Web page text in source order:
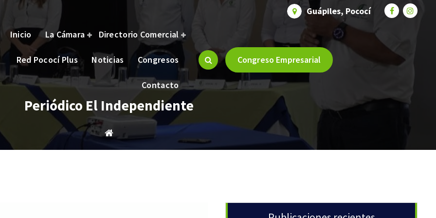
Guápiles, Pococí
brindar bienestar y oportunidades a nuestros asociados.
Inicio La Cámara Directorio Comercial
Red Pococí Plus Noticias Congresos
Contacto
Congreso Empresarial
Periódico El Independiente